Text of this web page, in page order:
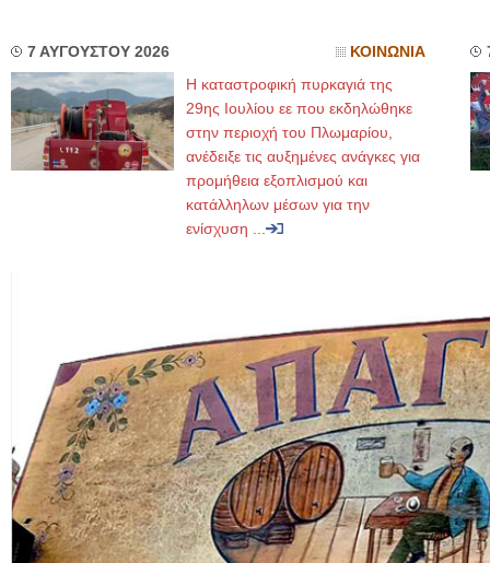
7 ΑΥΓΟΥΣΤΟΥ 2026 ΚΟΙΝΩΝΙΑ
Η καταστροφική πυρκαγιά της
29ης Ιουλίου εε που εκδηλώθηκε
στην περιοχή του Πλωμαρίου,
ανέδειξε τις αυξημένες ανάγκες για
προμήθεια εξοπλισμού και
κατάλληλων μέσων για την
ενίσχυση ...